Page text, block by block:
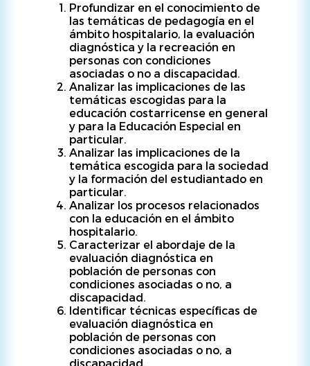
Profundizar en el conocimiento de
las temáticas de pedagogía en el
ámbito hospitalario, la evaluación
diagnóstica y la recreación en
personas con condiciones
asociadas o no a discapacidad.
Analizar las implicaciones de las
temáticas escogidas para la
educación costarricense en general
y para la Educación Especial en
particular.
Analizar las implicaciones de la
temática escogida para la sociedad
y la formación del estudiantado en
particular.
Analizar los procesos relacionados
con la educación en el ámbito
hospitalario.
Caracterizar el abordaje de la
evaluación diagnóstica en
población de personas con
condiciones asociadas o no, a
discapacidad.
Identificar técnicas específicas de
evaluación diagnóstica en
población de personas con
condiciones asociadas o no, a
discapacidad.